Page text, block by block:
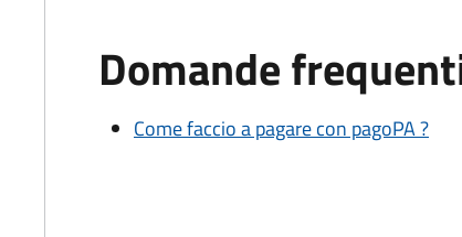
Domande
Come faccio a pagare con pagoPA ?